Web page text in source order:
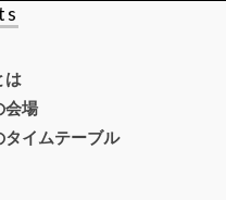
は
会場
タイムテーブル